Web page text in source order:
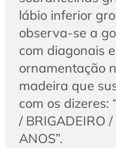
lábio inferior
observa-se a
com diagonais
ornamentação
madeira que
com os dizeres:
/ BRIGADEIRO
ANOS”.